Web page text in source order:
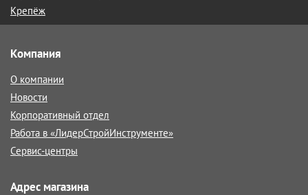
Крепёж
Компания
О компании
Новости
Корпоративный отдел
Работа в «ЛидерСтройИнструменте»
Сервис-центры
Адрес магазина